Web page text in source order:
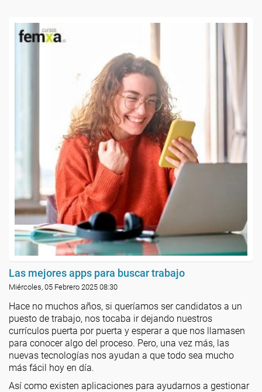
Las mejores apps para buscar trabajo
Miércoles, 05 Febrero 2025 08:30
Hace no muchos años, si queríamos ser candidatos a un
puesto de trabajo, nos tocaba ir dejando nuestros
currículos puerta por puerta y esperar a que nos llamasen
para conocer algo del proceso. Pero, una vez más, las
nuevas tecnologías nos ayudan a que todo sea mucho
más fácil hoy en día.
Así como existen aplicaciones para ayudarnos a gestionar